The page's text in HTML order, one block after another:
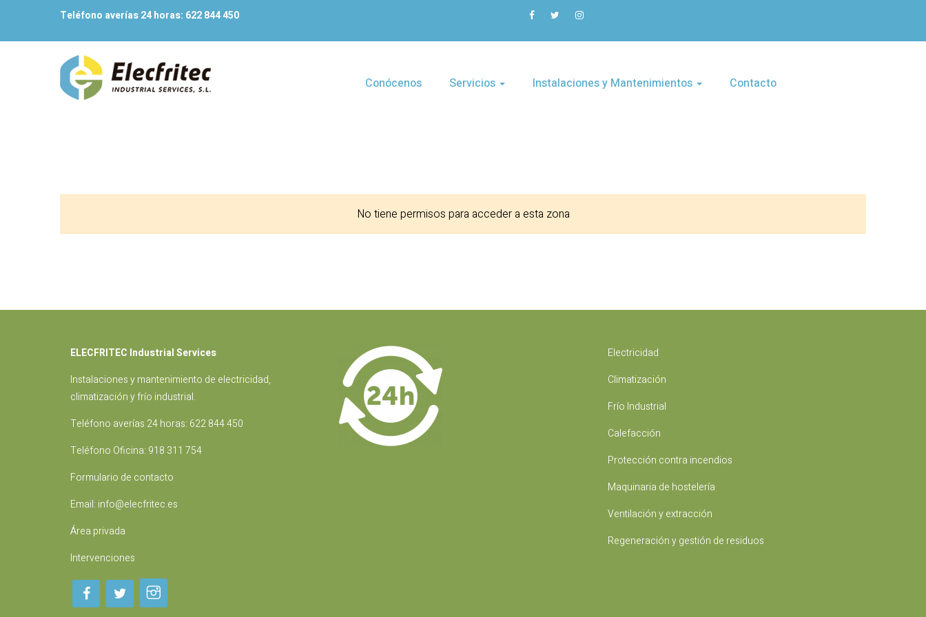
Teléfono averías 24 horas: 622 844 450
Conócenos Servicios Instalaciones y Mantenimientos Contacto
No tiene permisos para acceder a esta zona
ELECFRITEC Industrial Services
Instalacionesy mantenimiento de electricidad,
climatización y frío industrial.
Teléfono averías 24 horas: 622 844 450
Teléfono Oficina: 918 311 754
Formulario de contacto
Email: info@elecfritec.es
Área privada
Intervenciones
Electricidad
Climatización
Frío Industrial
Calefacción
Protección contra incendios
Maquinaria de hostelería
Ventilación y extracción
Regeneración y gestión de residuos